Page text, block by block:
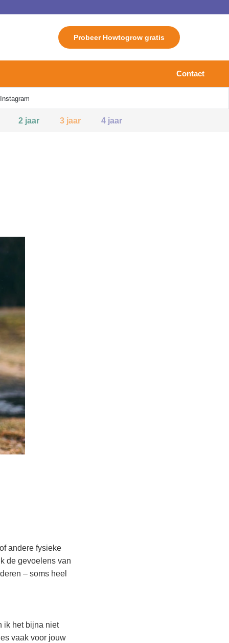
Probeer Howtogrow gratis
Contact
2 jaar 3 jaar 4 jaar
andere fysieke
de gevoelens van
– soms heel
ik het bijna niet
vaak voor jouw